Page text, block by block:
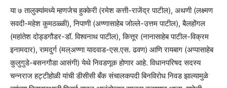
या ७ तालुक्यांमध्ये म्हणजेच हुक्केरी (रमेश कत्ती-राजेंद्र पाटील), अथणी (लक्ष्मण
सवदी-महेश कुमठळ्ळी), निपाणी (अण्णासाहेब जोल्ले-उत्तम पाटील), बैलहोंगल
(महांतेश दोड्डगौडर-डॉ. विश्वनाथ पाटील), कित्तूर (नानासाहेब पाटील-विक्रम
इनामदार), रामदुर्ग (मल्अण्णा यादवाड-एस.एस. ढवण) आणि रायबाग (अप्पासाहेब
कुलुगुडे-बसनगौडा आसंगी) येथे निवडणूक होणार आहे. विधानपरिषद सदस्य
चन्नराज हट्टीहोळी यांची डीसीसी बँक संचालकपदी बिनविरोध निवड झाल्यामुळे